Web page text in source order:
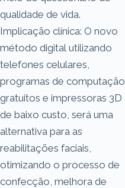
qualidade de vida.
Implicação clínica: O novo
método digital utilizando
telefones celulares,
programas de computação
gratuitos e impressoras 3D
de baixo custo, será uma
alternativa para as
reabilitações faciais,
otimizando o processo de
confecção, melhora de